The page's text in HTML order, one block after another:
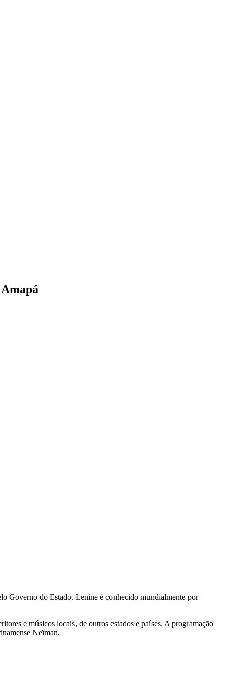
Governo do Estado. Lenine é conhecido mundialmente por
e músicos locais, de outros estados e países. A programação
Neïman.